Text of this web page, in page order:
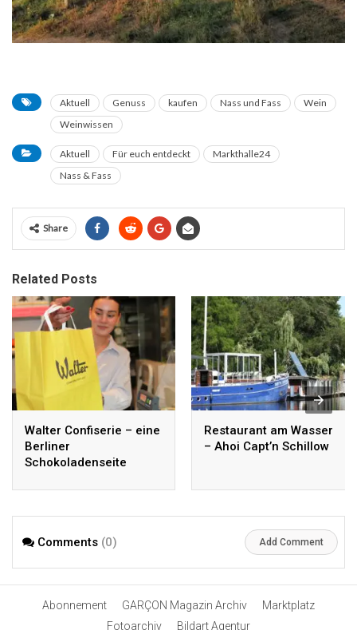
Aktuell Genuss kaufen Nass und Fass
Wein
Weinwissen
Aktuell Für euch entdeckt
Markthalle24
Nass & Fass
Share
Related Posts
Walter Confiserie – eine
Berliner
Schokoladenseite
Restaurant am Wasser
– Ahoi Capt’n Schillow
Comments (0) Add Comment
Abonnement GARÇON Magazin Archiv
Marktplatz
Fotoarchiv
Bildart Agentur